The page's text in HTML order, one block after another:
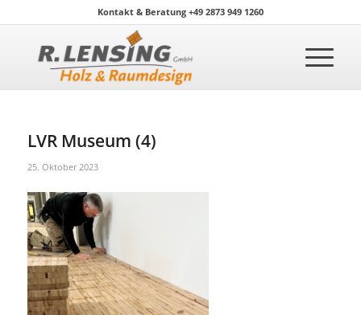
Kontakt & Beratung +49 2873 949 1260
LVR Museum (4)
25. Oktober 2023